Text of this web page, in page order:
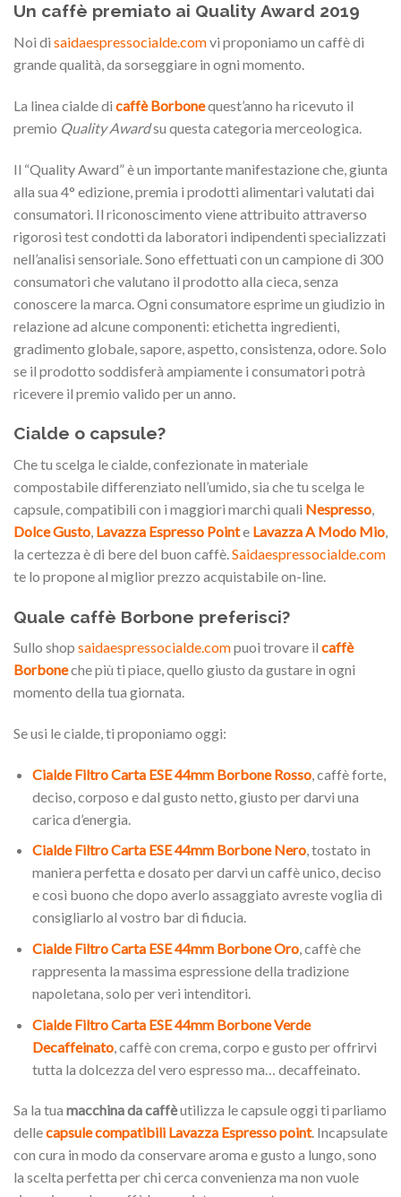
Un caffè premiato ai Quality Award 2019
Noi di saidaespressocialde.comvi proponiamo un caffè di
grande qualità, da sorseggiare in ogni momento.
La linea cialde di caffè Borbonequest’anno ha ricevuto il
premio Quality Awardsu questa categoria merceologica.
Il “Quality Award” è un importante manifestazione che, giunta
alla sua 4° edizione, premia i prodotti alimentari valutati dai
consumatori. Il riconoscimento viene attribuito attraverso
rigorosi test condotti da laboratori indipendenti specializzati
nell’analisi sensoriale. Sono effettuati con un campione di 300
consumatori che valutano il prodotto alla cieca, senza
conoscere la marca. Ogni consumatore esprime un giudizio in
relazione ad alcune componenti: etichetta ingredienti,
gradimento globale, sapore, aspetto, consistenza, odore. Solo
se il prodotto soddisferà ampiamente i consumatori potrà
ricevere il premio valido per un anno.
Cialde o capsule?
Che tu scelga le cialde, confezionate in materiale
compostabile differenziato nell’umido, sia che tu scelga le
capsule, compatibili con i maggiori marchi quali Nespresso,
Dolce Gusto, Lavazza Espresso Pointe Lavazza A Modo Mio,
la certezza è di bere del buon caffè.Saidaespressocialde.com
te lo propone al miglior prezzo acquistabile on-line.
Quale caffè Borbone preferisci?
Sullo shop saidaespressocialde.compuoi trovare il caffè
Borboneche più ti piace, quello giusto da gustare in ogni
momento della tua giornata.
Se usi le cialde, ti proponiamo oggi:
Cialde Filtro Carta ESE 44mm Borbone Rosso, caffè forte,
deciso, corposo e dal gusto netto, giusto per darvi una
carica d’energia.
Cialde Filtro Carta ESE 44mm Borbone Nero, tostato in
maniera perfetta e dosato per darvi un caffè unico, deciso
e così buono che dopo averlo assaggiato avreste voglia di
consigliarlo al vostro bar di fiducia.
Cialde Filtro Carta ESE 44mm Borbone Oro, caffè che
rappresenta la massima espressione della tradizione
napoletana, solo per veri intenditori.
Cialde Filtro Carta ESE 44mm Borbone Verde
Decaffeinato, caffè con crema, corpo e gusto per offrirvi
tutta la dolcezza del vero espresso ma… decaffeinato.
Sa la tua macchina da caffèutilizza le capsule oggi ti parliamo
dellecapsule compatibili Lavazza Espresso point. Incapsulate
con cura in modo da conservare aroma e gusto a lungo, sono
la scelta perfetta per chi cerca convenienza ma non vuole